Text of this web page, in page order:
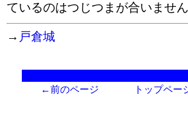
ているのはつじつまが合いません
→ 戸倉城
←前のページ トップペー